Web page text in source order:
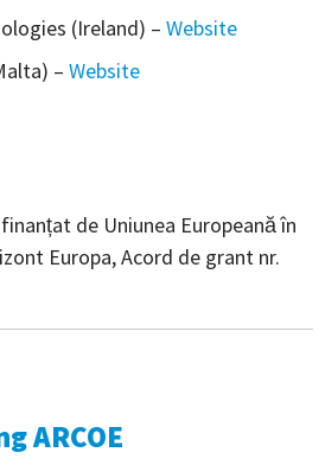
(Ireland) – Website
– Website
de Uniunea Europeană în
Europa, Acord de grant nr.
ARCOE